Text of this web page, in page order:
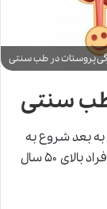
پروستات در طب سنتی
طب سنتی
به بعد شروع به
بزرگ شدن می کند، به طوری که بیش از نیمی از افراد بالای ۵۰ سال